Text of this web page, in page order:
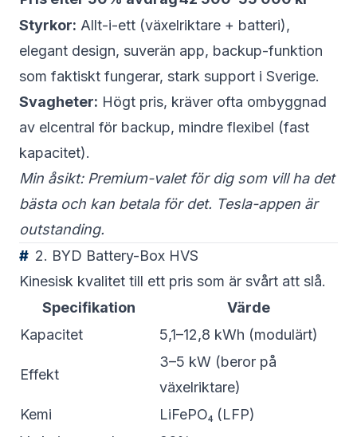
Styrkor: Allt-i-ett (växelriktare + batteri),
elegant design, suverän app, backup-funktion
som faktiskt fungerar, stark support i Sverige.
Svagheter: Högt pris, kräver ofta ombyggnad
av elcentral för backup, mindre flexibel (fast
kapacitet).
Min åsikt: Premium-valet för dig som vill ha det
bästa och kan betala för det. Tesla-appen är
outstanding.
2. BYD Battery-Box HVS
Kinesisk kvalitet till ett pris som är svårt att slå.
Specifikation
Värde
Kapacitet
5,1–12,8 kWh (modulärt)
Effekt
3–5 kW (beror på
växelriktare)
Kemi
LiFePO₄ (LFP)